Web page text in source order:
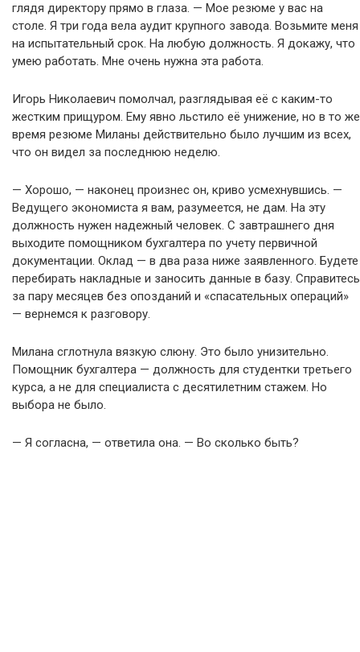
глядя директору прямо в глаза. — Мое резюме у вас на
столе. Я три года вела аудит крупного завода. Возьмите меня
на испытательный срок. На любую должность. Я докажу, что
умею работать. Мне очень нужна эта работа.
Игорь Николаевич помолчал, разглядывая её с каким-то
жестким прищуром. Ему явно льстило её унижение, но в то же
время резюме Миланы действительно было лучшим из всех,
что он видел за последнюю неделю.
— Хорошо, — наконец произнес он, криво усмехнувшись. —
Ведущего экономиста я вам, разумеется, не дам. На эту
должность нужен надежный человек. С завтрашнего дня
выходите помощником бухгалтера по учету первичной
документации. Оклад — в два раза ниже заявленного. Будете
перебирать накладные и заносить данные в базу. Справитесь
за пару месяцев без опозданий и «спасательных операций»
— вернемся к разговору.
Милана сглотнула вязкую слюну. Это было унизительно.
Помощник бухгалтера — должность для студентки третьего
курса, а не для специалиста с десятилетним стажем. Но
выбора не было.
— Я согласна, — ответила она. — Во сколько быть?